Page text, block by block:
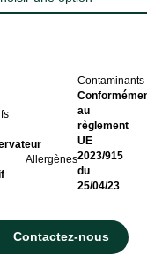
Allergènes
Contaminants
au
règlement
UE
2023/915
du
25/04/23
Contactez-nous